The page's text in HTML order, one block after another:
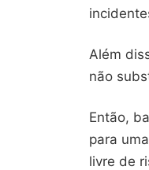
Além
não
Então,
para
livre de